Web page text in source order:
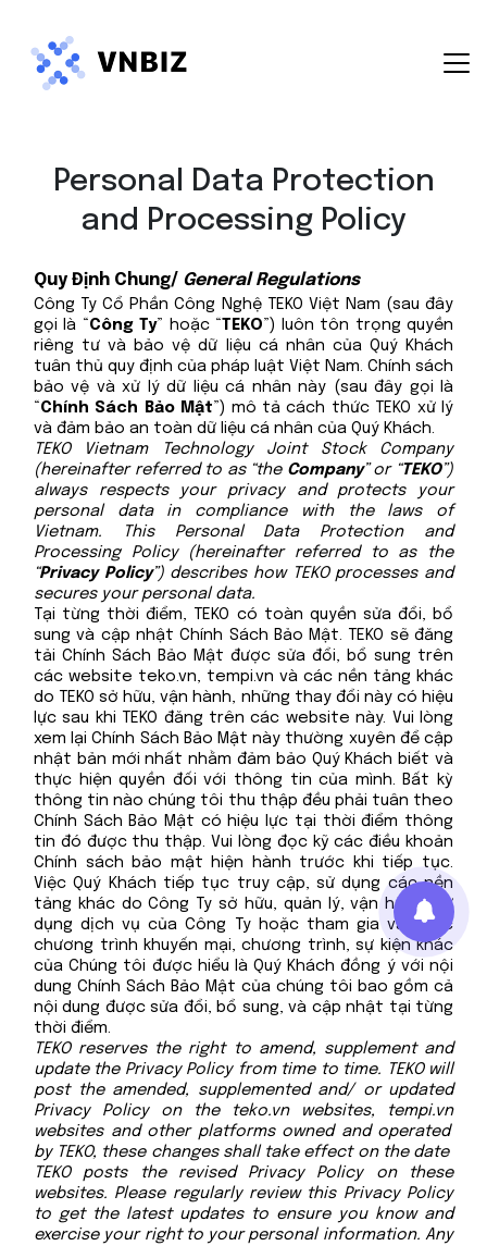
Chính sách bảo mật
Điều khoản dịch vụ
Personal Data Protection
and Processing Policy
Quy Định Chung/ General Regulations
Công Ty Cổ Phần Công Nghệ TEKO Việt Nam (sau đây
gọi là “Công Ty” hoặc “TEKO”) luôn tôn trọng quyền
riêng tư và bảo vệ dữ liệu cá nhân của Quý Khách
tuân thủ quy định của pháp luật Việt Nam. Chính sách
bảo vệ và xử lý dữ liệu cá nhân này (sau đây gọi là
“Chính Sách Bảo Mật”) mô tả cách thức TEKO xử lý
và đảm bảo an toàn dữ liệu cá nhân của Quý Khách.
TEKO Vietnam Technology Joint Stock Company
(hereinafter referred to as “the Company” or “TEKO”)
always respects your privacy and protects your
personal data in compliance with the laws of
Vietnam. This Personal Data Protection and
Processing Policy (hereinafter referred to as the
“Privacy Policy”) describes how TEKO processes and
secures your personal data.
Tại từng thời điểm, TEKO có toàn quyền sửa đổi, bổ
sung và cập nhật Chính Sách Bảo Mật. TEKO sẽ đăng
tải Chính Sách Bảo Mật được sửa đổi, bổ sung trên
các website teko.vn, tempi.vn và các nền tảng khác
do TEKO sở hữu, vận hành, những thay đổi này có hiệu
lực sau khi TEKO đăng trên các website này. Vui lòng
xem lại Chính Sách Bảo Mật này thường xuyên để cập
nhật bản mới nhất nhằm đảm bảo Quý Khách biết và
thực hiện quyền đối với thông tin của mình. Bất kỳ
thông tin nào chúng tôi thu thập đều phải tuân theo
Chính Sách Bảo Mật có hiệu lực tại thời điểm thông
tin đó được thu thập. Vui lòng đọc kỹ các điều khoản
Chính sách bảo mật hiện hành trước khi tiếp tục.
Việc Quý Khách tiếp tục truy cập, sử dụng các nền
tảng khác do Công Ty sở hữu, quản lý, vận hành, sử
dụng dịch vụ của Công Ty hoặc tham gia vào các
chương trình khuyến mại, chương trình, sự kiện khác
của Chúng tôi được hiểu là Quý Khách đồng ý với nội
dung Chính Sách Bảo Mật của chúng tôi bao gồm cả
nội dung được sửa đổi, bổ sung, và cập nhật tại từng
thời điểm.
TEKO reserves the right to amend, supplement and
update the Privacy Policy from time to time. TEKO will
post the amended, supplemented and/ or updated
Privacy Policy on the
teko.vnwebsites,
tempi.vn
websites and other platforms owned and operated
by TEKO, these changes shall take effect on the date
TEKO posts the revised Privacy Policy on these
websites. Please regularly review this Privacy Policy
to get the latest updates to ensure you know and
exercise your right to your personal information. Any